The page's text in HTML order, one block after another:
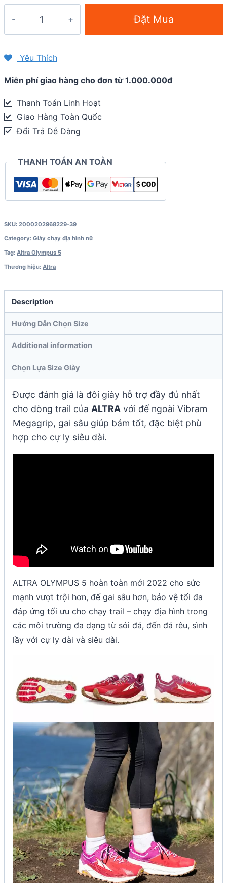
Hình
Altra
Olympus
5
-
Đặt Mua
Yêu Thích
Miễn phí giao hàng cho đơn từ 1.000.000đ
Thanh Toán Linh Hoạt
Giao Hàng Toàn Quốc
Đổi Trả Dễ Dàng
THANH TOÁN AN TOÀN
SKU: 2000202968229-39
Category: Giày chạy địa hình nữ
Tag: Altra Olympus 5
Thương hiệu: Altra
Description
Hướng Dẫn Chọn Size
Additional information
Chọn Lựa Size Giày
Được đánh giá là đôi giày hỗ trợ đầy đủ nhất
cho dòng trail của ALTRA với đế ngoài Vibram
Megagrip, gai sâu giúp bám tốt, đặc biệt phù
hợp cho cự ly siêu dài.
ALTRA OLYMPUS 5 hoàn toàn mới 2022 cho sức
mạnh vượt trội hơn, đế gai sâu hơn, bảo vệ tối đa
đáp ứng tối ưu cho chạy trail – chạy địa hình trong
các môi trường đa dạng từ sỏi đá, đến đá rêu, sình
lầy với cự ly dài và siêu dài.